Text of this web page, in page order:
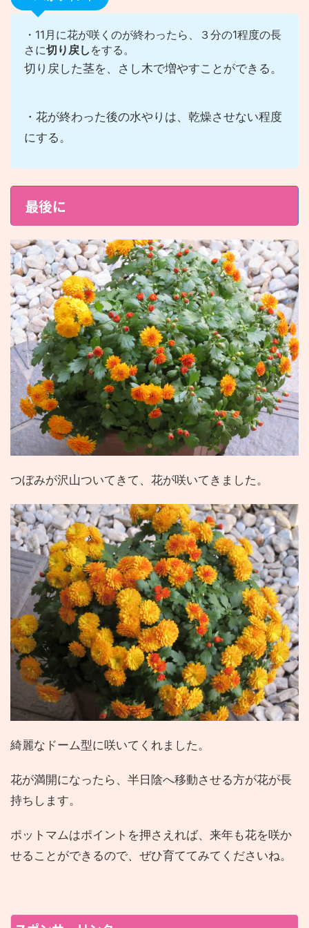
・11月に花が咲くのが終わったら、３分の1程度の長
さに切り戻し をする。
切り戻した茎を、さし木で増やすことができる。
・花が終わった後の水やりは、乾燥させない程度
にする。
最後に
つぼみが沢山ついてきて、花が咲いてきました。
綺麗なドーム型に咲いてくれました。
花が満開になったら、半日陰へ移動させる方が花が長
持ちします。
ポットマムはポイントを押さえれば、来年も花を咲か
せることができるので、ぜひ育ててみてくださいね。